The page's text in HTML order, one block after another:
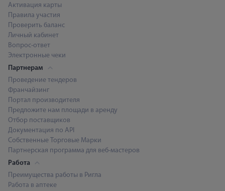
Активация карты
Правила участия
Проверить баланс
Личный кабинет
Вопрос-ответ
Электронные чеки
Партнерам
Проведение тендеров
Франчайзинг
Портал производителя
Предложите нам площади в аренду
Отбор поставщиков
Документация по API
Собственные Торговые Марки
Партнерская программа для веб-мастеров
Работа
Преимущества работы в Ригла
Работа в аптеке